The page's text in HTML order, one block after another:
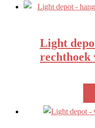
Light
rechthoek